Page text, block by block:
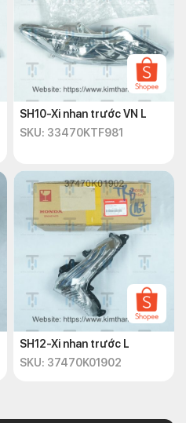
SH10-Xi nhan trước VN L
SKU: 33470KTF981
SH12-Xi nhan trước L
SKU: 37470K01902